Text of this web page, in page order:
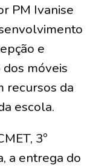
PM Ivanise
e
móveis
recursos da
escola.
3º
a entrega do